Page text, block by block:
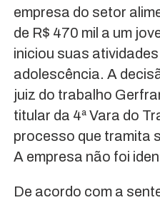
empresa do setor
de R$ 470 mil a um
iniciou suas
adolescência. A
juiz do trabalho
titular da 4ª Vara do
processo que tramita
A empresa não foi
De acordo com a